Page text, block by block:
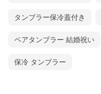
タンブラー保冷蓋付き
ペアタンブラー 結婚祝い
保冷 タンブラー